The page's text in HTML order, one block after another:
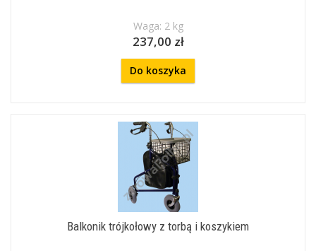
Waga: 2 kg
237,00 zł
Do koszyka
Balkonik trójkołowy z torbą i koszykiem